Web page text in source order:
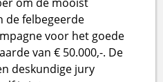
de felbegeerde
voor het goede
van € 50.000,-. De
deskundige jury